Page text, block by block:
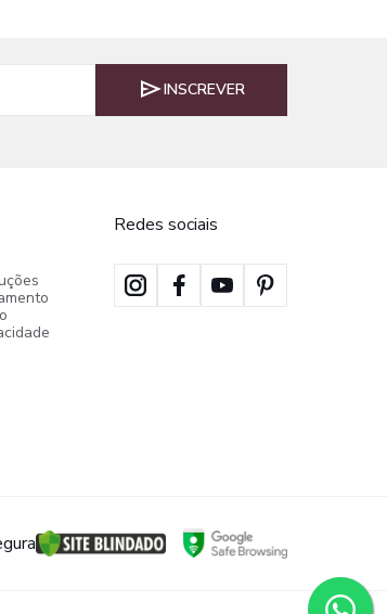
INSCREVER
Redes sociais